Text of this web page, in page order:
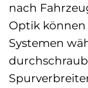
nach
Optik können
Systemen